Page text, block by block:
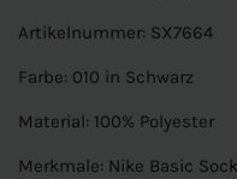
Artikelnummer: SX7664
Farbe: 010 in Schwarz
Material: 100% Polyester
Merkmale: Nike Basic